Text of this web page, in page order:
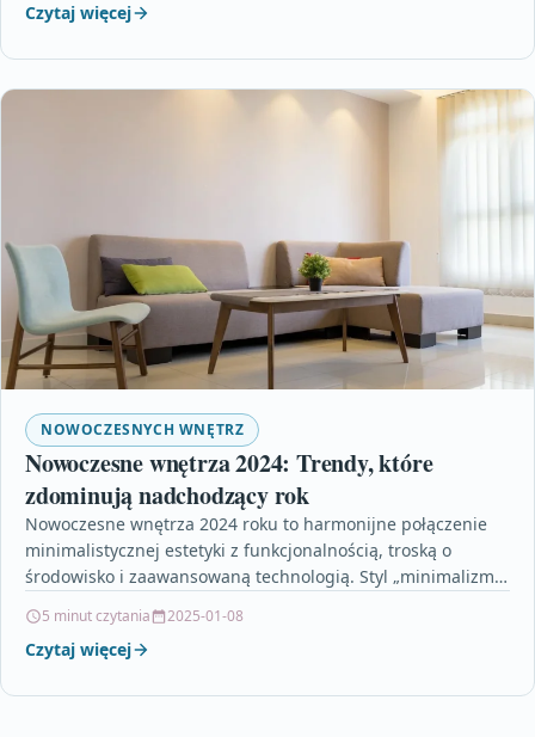
Czytaj więcej
NOWOCZESNYCH WNĘTRZ
Nowoczesne wnętrza 2024: Trendy, które
zdominują nadchodzący rok
Nowoczesne wnętrza 2024 roku to harmonijne połączenie
minimalistycznej estetyki z funkcjonalnością, troską o
środowisko i zaawansowaną technologią. Styl „minimalizm z
5 minut czytania 2025-01-08
Czytaj więcej